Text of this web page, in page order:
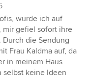
wurde ich auf
mir gefiel sofort ihre
die Sendung
Frau Kaldma auf, da
in meinem Haus
keine Ideen